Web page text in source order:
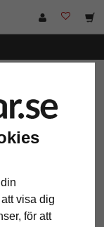
visa dig
för att